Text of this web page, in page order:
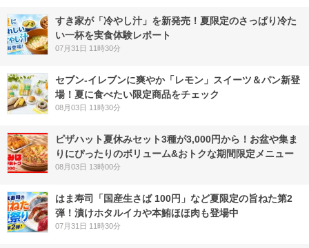
すき家が「冷やし汁」を新発売！夏限定のさっぱり冷た
い一杯を実食体験レポート
07月31日 11時30分
セブン‐イレブンに爽やか「レモン」スイーツ＆パン新登
場！夏に食べたい限定商品をチェック
08月03日 11時30分
ピザハット夏休みセット3種が3,000円から！お盆や集ま
りにぴったりのボリューム&おトクな期間限定メニュー
08月03日 13時00分
はま寿司「国産生さば 100円」など夏限定の旨ねた第2
弾！漬けホタルイカや本鮪ほほ肉も登場中
07月31日 11時30分